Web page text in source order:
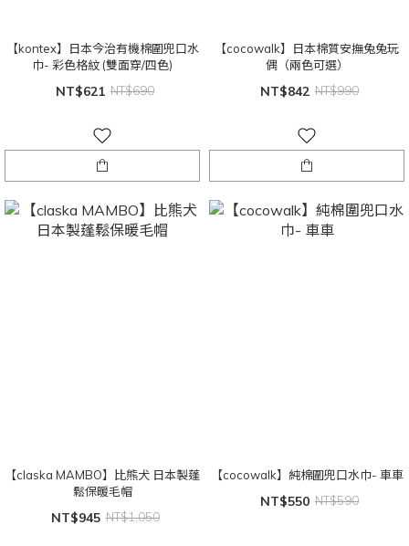
【kontex】日本今治有機棉圍兜口水
巾- 彩色格紋 (雙面穿/四色)
NT$621 NT$690
【cocowalk】日本棉質安撫兔兔玩
偶（兩色可選）
NT$842 NT$990
【claska MAMBO】比熊犬 日本製蓬
鬆保暖毛帽
NT$945 NT$1,050
【cocowalk】純棉圍兜口水巾- 車車
NT$550 NT$590